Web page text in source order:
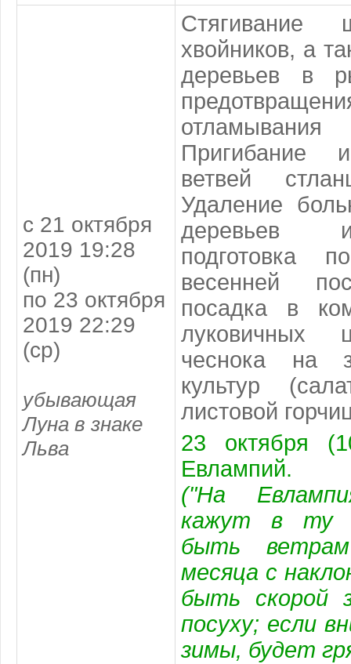
с 21 октября
2019 19:28
(пн)
по 23 октября
2019 22:29
(ср)
убывающая
Луна в знаке
Льва
Стягивание
хвойников, а
деревьев в
Пригибание
ветвей
Удаление
деревьев
подготовка
весенней
посадка в
луковичных
чеснока на
культур
листовой
23 октября
Евлампий.
("На
кажут в ту
быть
месяца с
быть скорой
посуху; если
зимы, будет